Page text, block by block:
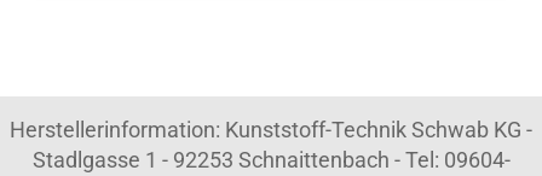
Herstellerinformation: Kunststoff-Technik Schwab KG -
Stadlgasse 1 - 92253 Schnaittenbach - Tel: 09604-